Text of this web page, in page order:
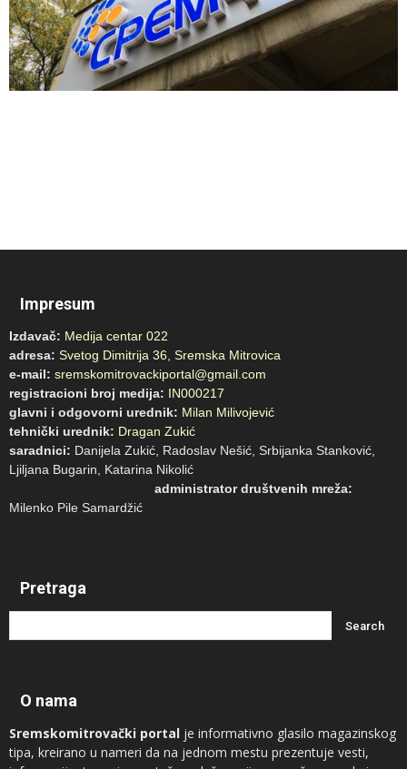
Impresum
Izdavač: Medija centar 022
adresa: Svetog Dimitrija 36, Sremska Mitrovica
e-mail: sremskomitrovackiportal@gmail.com
registracioni broj medija: IN000217
glavni i odgovorni urednik: Milan Milivojević
tehnički urednik: Dragan Zukić
saradnici: Danijela Zukić, Radoslav Nešić, Srbijanka Stanković,
Ljiljana Bugarin, Katarina Nikolić
administrator društvenih mreža:
Milenko Pile Samardžić
Pretraga
O nama
Sremskomitrovački portal je informativno glasilo magazinskog
tipa, kreirano u nameri da na jednom mestu prezentuje vesti,